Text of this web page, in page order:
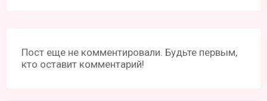
Пост еще не комментировали. Будьте первым,
кто оставит комментарий!